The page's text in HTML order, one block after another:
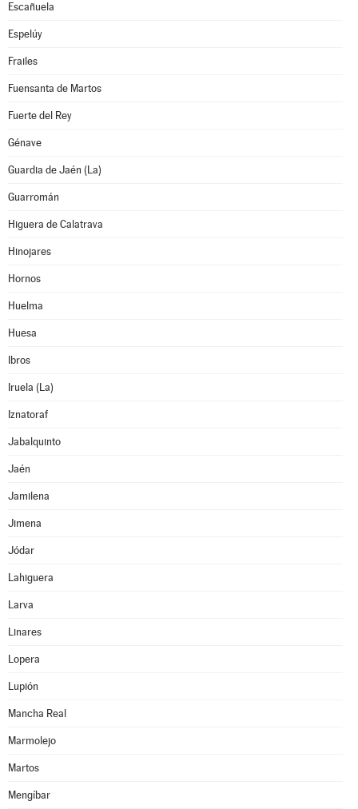
Escañuela
Espelúy
Frailes
Fuensanta de Martos
Fuerte del Rey
Génave
Guardia de Jaén (La)
Guarromán
Higuera de Calatrava
Hinojares
Hornos
Huelma
Huesa
Ibros
Iruela (La)
Iznatoraf
Jabalquinto
Jaén
Jamilena
Jimena
Jódar
Lahiguera
Larva
Linares
Lopera
Lupión
Mancha Real
Marmolejo
Martos
Mengíbar